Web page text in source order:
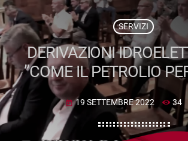
SERVIZI
DERIVAZIONI
”COME IL PETROLIO
today 19 SETTEMBRE 2022 34